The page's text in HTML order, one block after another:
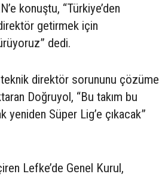
konuştu, “Türkiye’den
getirmek için
dedi.
direktör sorununu çözüme
Doğruyol, “Bu takım bu
yeniden Süper Lig’e çıkacak”
Lefke’de Genel Kurul,